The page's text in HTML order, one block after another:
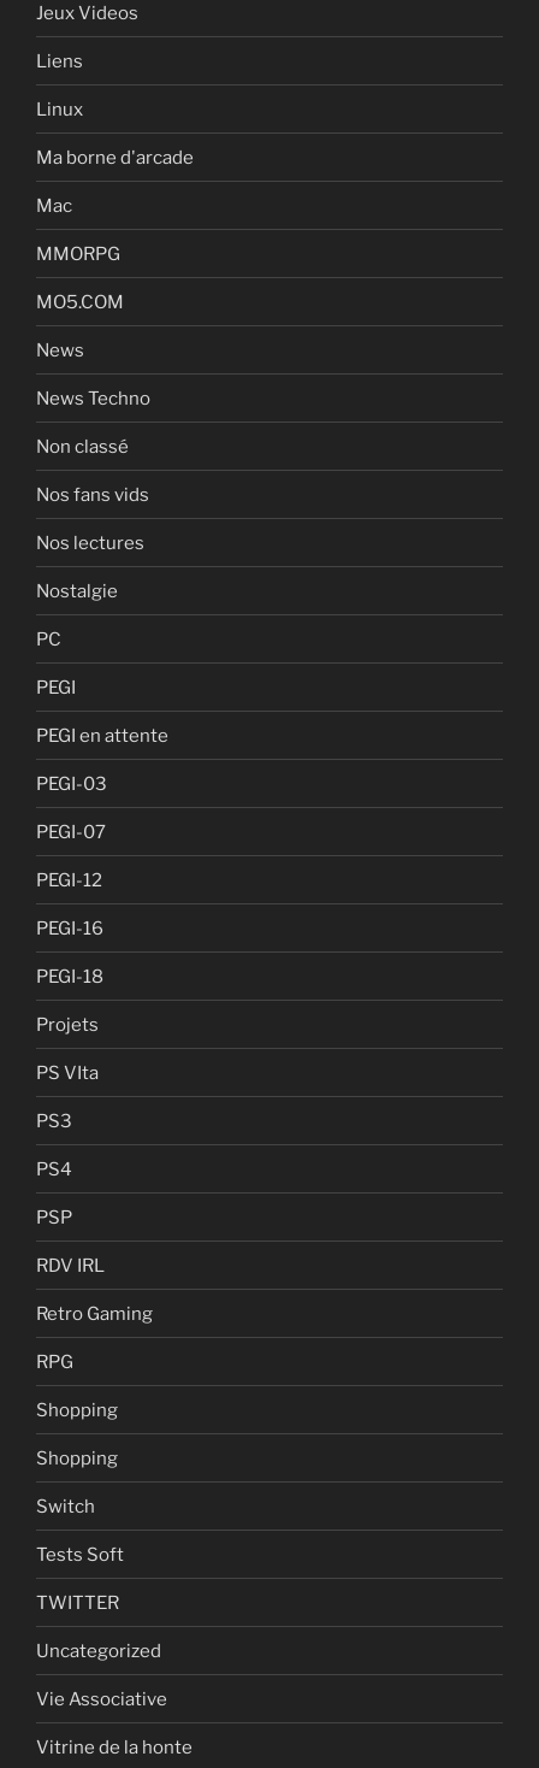
Jeux Videos
Liens
Linux
Ma borne d'arcade
Mac
MMORPG
MO5.COM
News
News Techno
Non classé
Nos fans vids
Nos lectures
Nostalgie
PC
PEGI
PEGI en attente
PEGI-03
PEGI-07
PEGI-12
PEGI-16
PEGI-18
Projets
PS VIta
PS3
PS4
PSP
RDV IRL
Retro Gaming
RPG
Shopping
Shopping
Switch
Tests Soft
TWITTER
Uncategorized
Vie Associative
Vitrine de la honte